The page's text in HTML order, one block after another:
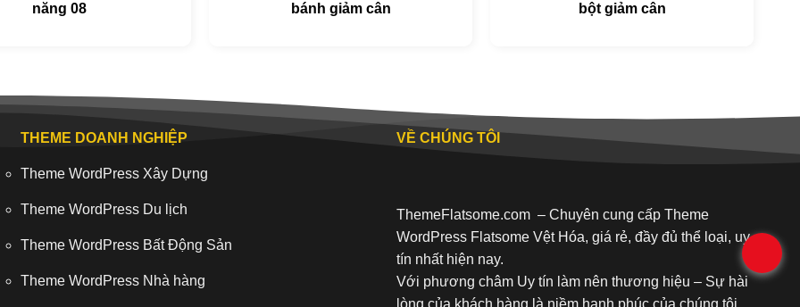
năng 08
bánh giảm cân
bột giảm cân
THEME DOANH NGHIỆP
Theme WordPress Xây Dựng
Theme WordPress Du lịch
Theme WordPress Bất Động Sản
Theme WordPress Nhà hàng
VỀ CHÚNG TÔI
ThemeFlatsome.com – Chuyên cung cấp Theme
WordPress Flatsome Vệt Hóa, giá rẻ, đầy đủ thể loại, uy
tín nhất hiện nay.
Với phương châm Uy tín làm nên thương hiệu – Sự hài
lòng của khách hàng là niềm hạnh phúc của chúng tôi.